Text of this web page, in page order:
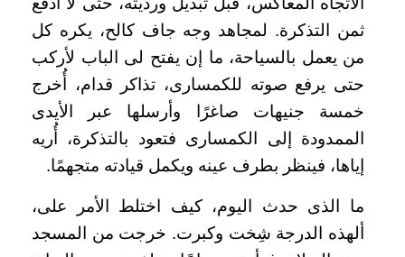
ثمن التذكرة. لمجاهد وجه جاف كالح، يكره كل
من يعمل بالسياحة، ما إن يفتح لى الباب لأركب
حتى يرفع صوته للكمسارى، تذاكر قدام، أُخرج
خمسة جنيهات صاغرًا وأرسلها عبر الأيدى
الممدودة إلى الكمسارى فتعود بالتذكرة، أُريه
إياها، فينظر بطرف عينه ويكمل قيادته متجهمًا.
ما الذى حدث اليوم، كيف اختلط الأمر على،
ألهذه الدرجة شِخت وكبرت. خرجت من المسجد